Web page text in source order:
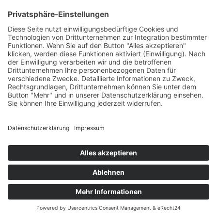
Susanne Steiger
Geschäfte
Newsletter
Kontakt
© 2026 JUWELIER STEIGER
VERTRAG WIDERRUFEN
PERFORMANCE BY ·GREITMANN